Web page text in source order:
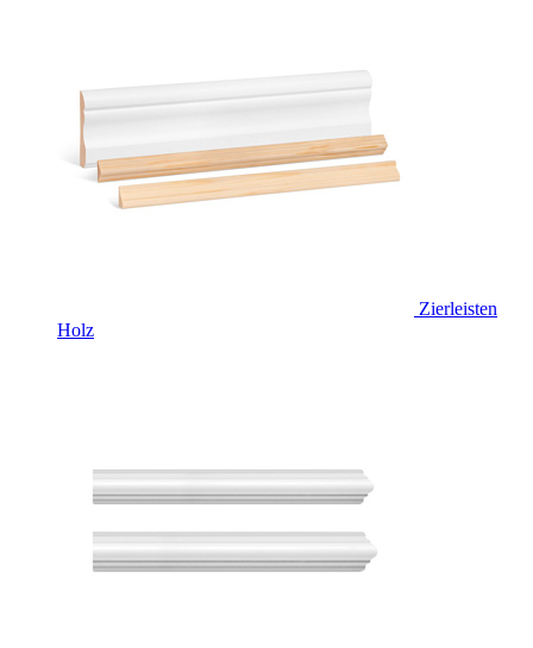
Zierleisten
Holz